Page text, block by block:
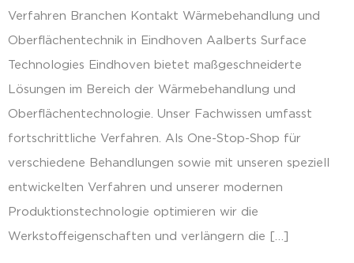
Verfahren Branchen Kontakt Wärmebehandlung und
Oberflächentechnik in Eindhoven Aalberts Surface
Technologies Eindhoven bietet maßgeschneiderte
Lösungen im Bereich der Wärmebehandlung und
Oberflächentechnologie. Unser Fachwissen umfasst
fortschrittliche Verfahren. Als One-Stop-Shop für
verschiedene Behandlungen sowie mit unseren speziell
entwickelten Verfahren und unserer modernen
Produktionstechnologie optimieren wir die
Werkstoffeigenschaften und verlängern die […]